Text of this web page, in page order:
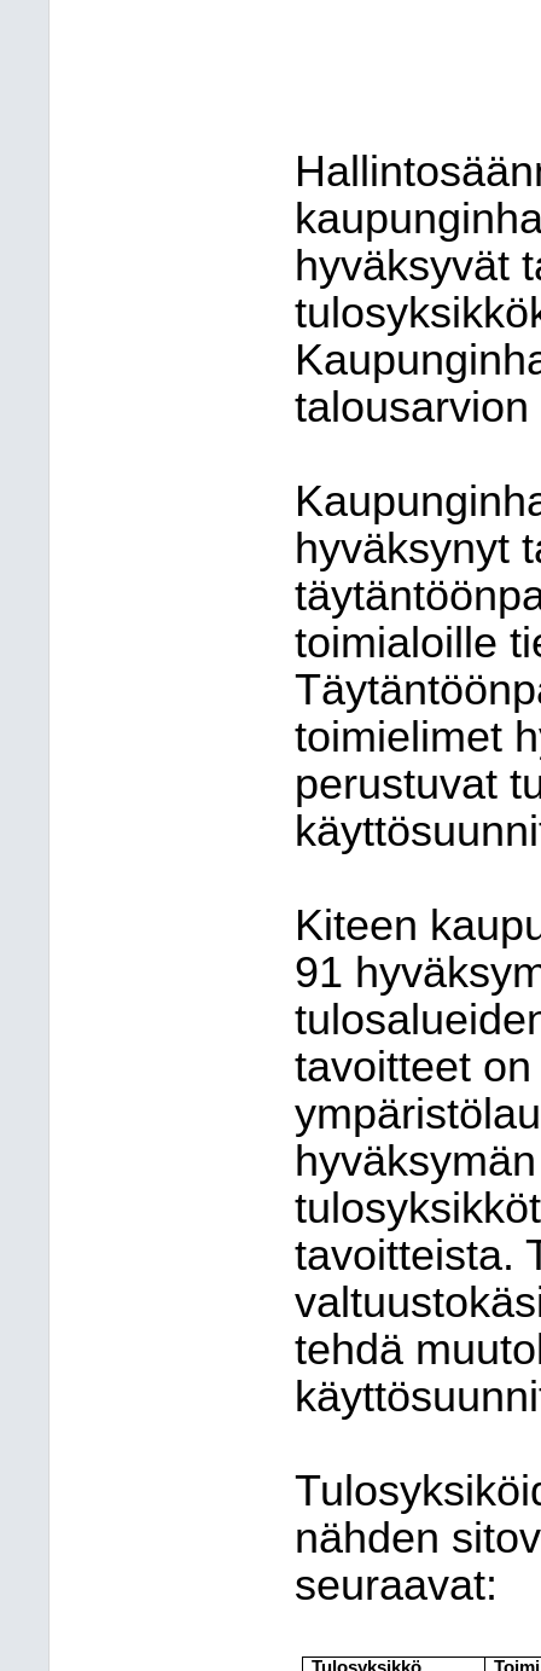
hyväksyvät
hyväksynyt
toimialoille
toimielimet
perustuvat
Kiteen
91
tavoitteet
tavoitteista.
tehdä
nähden
seuraavat: